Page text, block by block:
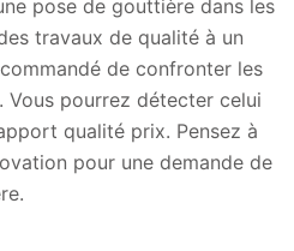
pose de gouttière dans les
travaux de qualité à un
de confronter les
Vous pourrez détecter celui
qualité prix. Pensez à
pour une demande de